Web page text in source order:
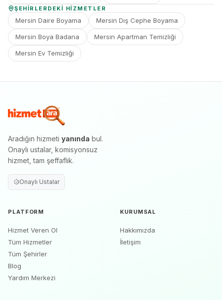
ŞEHIRLERDEKI HIZMETLER
Mersin Daire Boyama Mersin Dış Cephe Boyama
Mersin Boya Badana Mersin Apartman Temizliği
Mersin Ev Temizliği
Aradığın hizmeti yanında bul.
Onaylı ustalar, komisyonsuz
hizmet, tam şeffaflık.
Onaylı Ustalar
PLATFORM
Hizmet Veren Ol
Tüm Hizmetler
Tüm Şehirler
Blog
Yardım Merkezi
KURUMSAL
Hakkımızda
İletişim